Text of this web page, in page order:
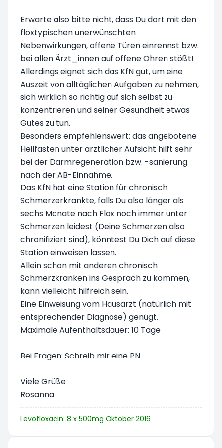
Erwarte also bitte nicht, dass Du dort mit den
floxtypischen unerwünschten
Nebenwirkungen, offene Türen einrennst bzw.
bei allen Ärzt_innen auf offene Ohren stößt!
Allerdings eignet sich das KfN gut, um eine
Auszeit von alltäglichen Aufgaben zu nehmen,
sich wirklich so richtig auf sich selbst zu
konzentrieren und seiner Gesundheit etwas
Gutes zu tun.
Besonders empfehlenswert: das angebotene
Heilfasten unter ärztlicher Aufsicht hilft sehr
bei der Darmregeneration bzw. -sanierung
nach der AB-Einnahme.
Das KfN hat eine Station für chronisch
Schmerzerkrankte, falls Du also länger als
sechs Monate nach Flox noch immer unter
Schmerzen leidest (Deine Schmerzen also
chronifiziert sind), könntest Du Dich auf diese
Station einweisen lassen.
Allein schon mit anderen chronisch
Schmerzkranken ins Gespräch zu kommen,
kann vielleicht hilfreich sein.
Eine Einweisung vom Hausarzt (natürlich mit
entsprechender Diagnose) genügt.
Maximale Aufenthaltsdauer: 10 Tage
Bei Fragen: Schreib mir eine PN.
Viele Grüße
Rosanna
Levofloxacin: 8 x 500mg Oktober 2016